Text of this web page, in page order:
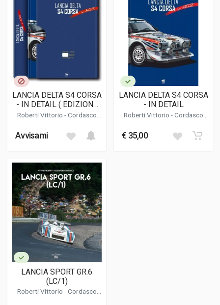
LANCIA DELTA S4 CORSA
- IN DETAIL ( EDIZIONE
LIMITATA / LIMITED
Roberti Vittorio -Cordasco
Avvisami
LANCIA DELTA S4 CORSA
- IN DETAIL
Roberti Vittorio -Cordasco
€ 35,00
LANCIA SPORT GR.6
(LC/1)
Roberti Vittorio -Cordasco